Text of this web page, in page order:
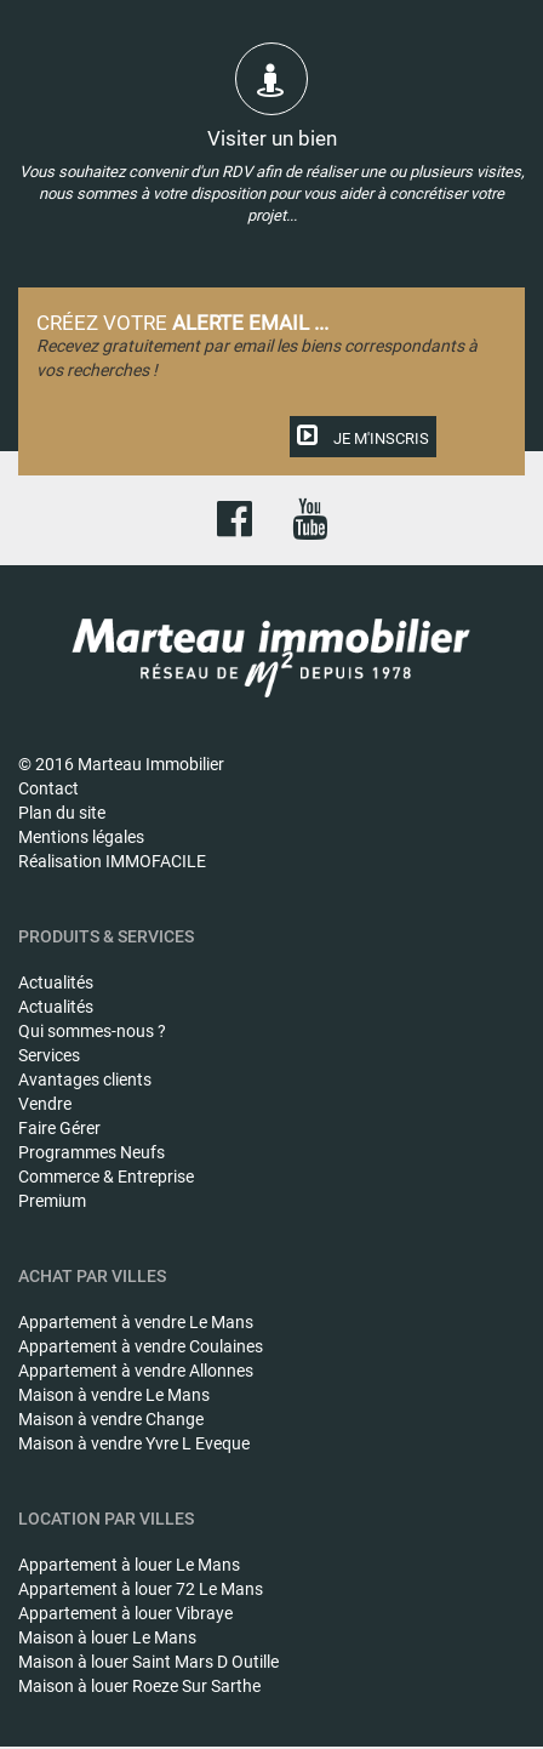
Visiter un bien
Vous souhaitez convenir d'un RDV afin de réaliser une ou plusieurs visites,
nous sommes à votre disposition pour vous aider à concrétiser votre
projet...
CRÉEZ VOTRE ALERTE EMAIL ...
Recevez gratuitement par email les biens correspondants à
vos recherches !
JE M'INSCRIS
© 2016 Marteau Immobilier
Contact
Plan du site
Mentions légales
Réalisation IMMOFACILE
PRODUITS & SERVICES
Actualités
Actualités
Qui sommes-nous ?
Services
Avantages clients
Vendre
Faire Gérer
Programmes Neufs
Commerce & Entreprise
Premium
ACHAT PAR VILLES
Appartement à vendre Le Mans
Appartement à vendreCoulaines
Appartement à vendreAllonnes
Maison à vendre Le Mans
Maison à vendreChange
Maison à vendreYvre L Eveque
LOCATION PAR VILLES
Appartement à louer Le Mans
Appartement à louer72 Le Mans
Appartement à louerVibraye
Maison à louer Le Mans
Maison à louerSaint Mars D Outille
Maison à louer Roeze Sur Sarthe